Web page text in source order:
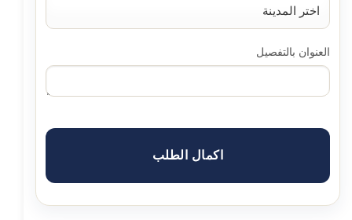
العنوان بالتفصيل
اكمال الطلب